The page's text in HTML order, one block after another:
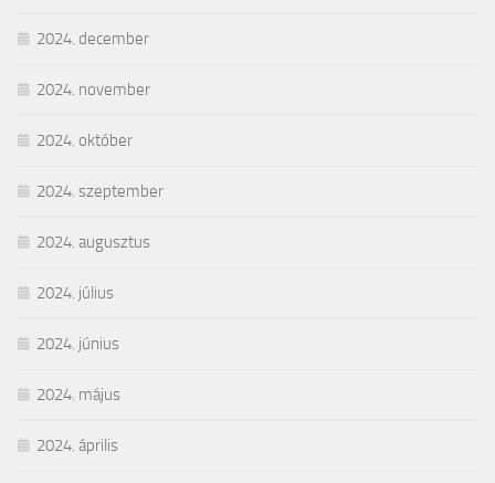
2024. december
2024. november
2024. október
2024. szeptember
2024. augusztus
2024. július
2024. június
2024. május
2024. április